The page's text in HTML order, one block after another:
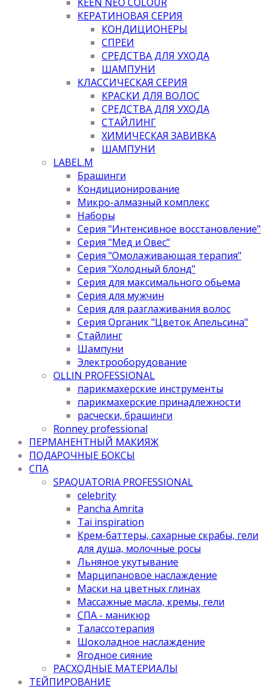
КЕРАТИНОВАЯ СЕРИЯ
КОНДИЦИОНЕРЫ
СПРЕИ
СРЕДСТВА ДЛЯ УХОДА
ШАМПУНИ
КЛАССИЧЕСКАЯ СЕРИЯ
КРАСКИ ДЛЯ ВОЛОС
СРЕДСТВА ДЛЯ УХОДА
СТАЙЛИНГ
ХИМИЧЕСКАЯ ЗАВИВКА
ШАМПУНИ
LABEL.M
Брашинги
Кондиционирование
Микро-алмазный комплекс
Наборы
Серия "Интенсивное восстановление"
Серия "Мед и Овес"
Серия "Омолаживающая терапия"
Серия "Холодный блонд"
Серия для максимального обьема
Серия для мужчин
Серия для разглаживания волос
Серия Органик "Цветок Апельсина"
Стайлинг
Шампуни
Электрооборудование
OLLIN PROFESSIONAL
парикмахерские инструменты
парикмахерские принадлежности
расчески, брашинги
Ronney professional
ПЕРМАНЕНТНЫЙ МАКИЯЖ
ПОДАРОЧНЫЕ БОКСЫ
СПА
SPAQUATORIA PROFESSIONAL
celebrity
Pancha Amrita
Tai inspiration
Крем-баттеры, сахарные скрабы, гели
для душа, молочные росы
Льняное укутывание
Марципановое наслаждение
Маски на цветных глинах
Массажные масла, кремы, гели
СПА - маникюр
Талассотерапия
Шоколадное наслаждение
Ягодное сияние
РАСХОДНЫЕ МАТЕРИАЛЫ
ТЕЙПИРОВАНИЕ